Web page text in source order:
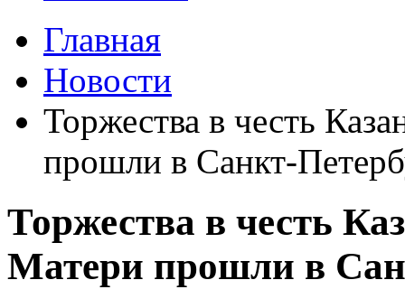
Главная
Новости
Торжества в честь
прошли в Санкт-
Торжества в честь
Матери прошли в